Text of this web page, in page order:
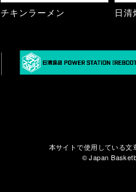
チキンラーメン 日
本サイトで使用している文
© Japan